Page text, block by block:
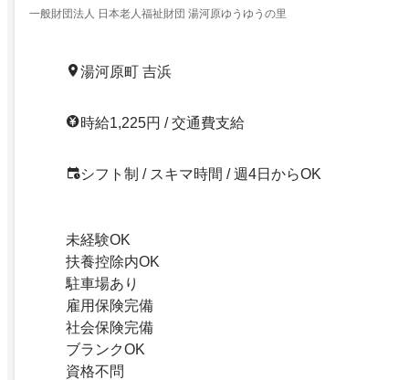
一般財団法人 日本老人福祉財団 湯河原ゆうゆうの里
湯河原町 吉浜
時給1,225円 / 交通費支給
シフト制 / スキマ時間 / 週4日からOK
未経験OK
扶養控除内OK
駐車場あり
雇用保険完備
社会保険完備
ブランクOK
資格不問